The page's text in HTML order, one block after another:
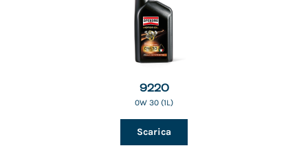
9220
0W 30 (1L)
Scarica